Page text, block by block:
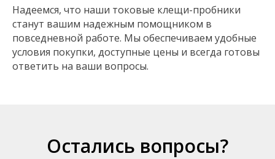
Надеемся, что наши токовые клещи-пробники
станут вашим надежным помощником в
повседневной работе. Мы обеспечиваем удобные
условия покупки, доступные цены и всегда готовы
ответить на ваши вопросы.
Остались вопросы?